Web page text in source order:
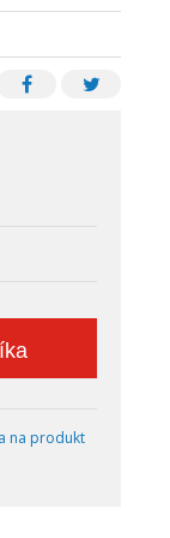
na produkt